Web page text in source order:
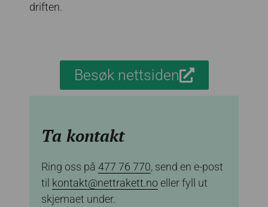
driften.
Besøk nettsiden
Ta kontakt
Ring oss på 477 76 770, send en e-post
til kontakt@nettrakett.no eller fyll ut
skjemaet under.